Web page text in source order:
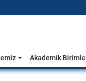
Akademik